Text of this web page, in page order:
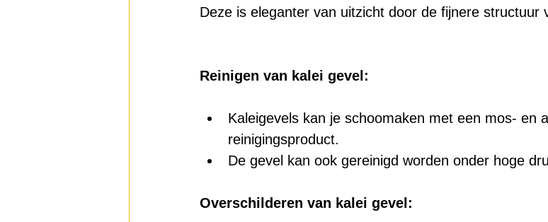
Deze is eleganter van uitzicht door de fijnere structuur
Reinigen van kalei gevel:
Kaleigevels kan je schoomaken met een mos- en
reinigingsproduct.
De gevel kan ook gereinigd worden onder hoge
Overschilderen van kalei gevel: